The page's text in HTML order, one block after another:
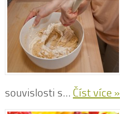
souvislosti s… Číst více »